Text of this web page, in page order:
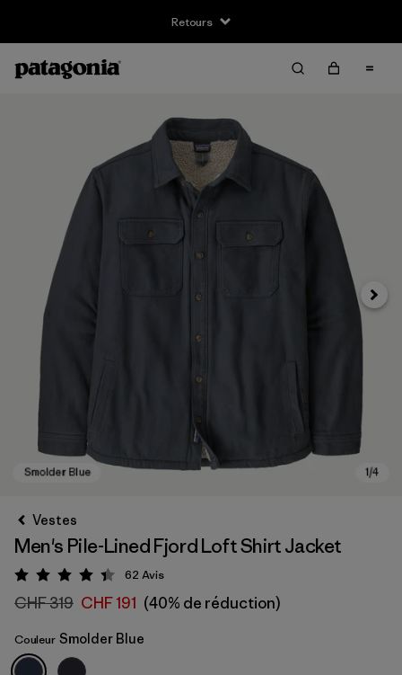
Retours
Vestes
Men's Pile-Lined Fjord Loft Shirt Jacket
Évaluation: 4.4 / 5
62 Avis
CHF 319 CHF 191 (40% de réduction)
Couleur Smolder Blue